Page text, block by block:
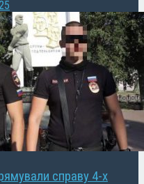
справу 4-х